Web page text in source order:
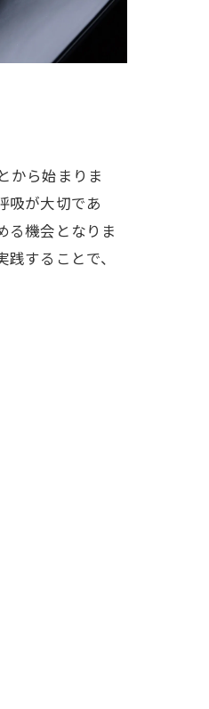
から始まりま
吸が大切であ
る機会となりま
することで、